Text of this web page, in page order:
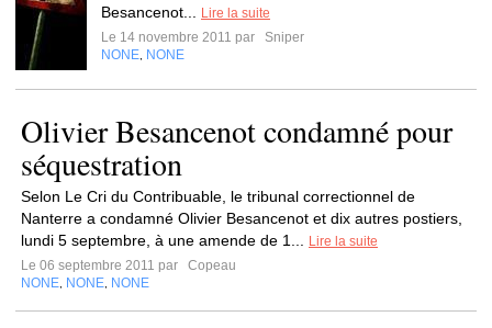
Besancenot...
Lire la suite
Le 14 novembre 2011 par
Sniper
NONE NONE
Olivier Besancenot condamné pour
séquestration
Selon Le Cri du Contribuable, le tribunal correctionnel de
Nanterre a condamné Olivier Besancenot et dix autres postiers,
lundi 5 septembre, à une amende de 1...
Lire la suite
Le 06 septembre 2011 par
Copeau
NONE NONE NONE